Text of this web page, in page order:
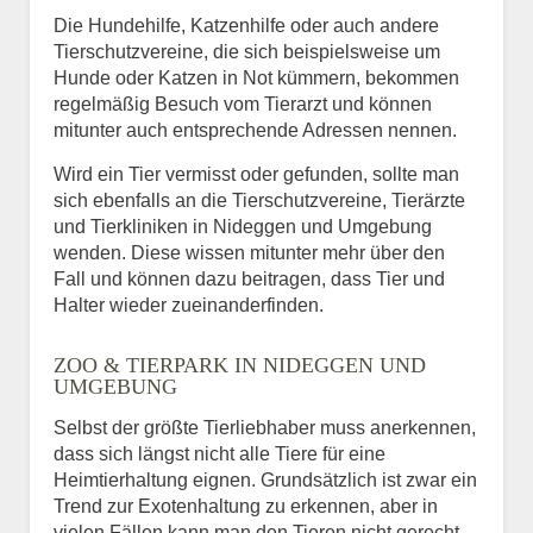
Die Hundehilfe, Katzenhilfe oder auch andere
Tierschutzvereine, die sich beispielsweise um
Hunde oder Katzen in Not kümmern, bekommen
regelmäßig Besuch vom Tierarzt und können
mitunter auch entsprechende Adressen nennen.
Wird ein Tier vermisst oder gefunden, sollte man
sich ebenfalls an die Tierschutzvereine, Tierärzte
und Tierkliniken in Nideggen und Umgebung
wenden. Diese wissen mitunter mehr über den
Fall und können dazu beitragen, dass Tier und
Halter wieder zueinanderfinden.
ZOO & TIERPARK IN NIDEGGEN UND
UMGEBUNG
Selbst der größte Tierliebhaber muss anerkennen,
dass sich längst nicht alle Tiere für eine
Heimtierhaltung eignen. Grundsätzlich ist zwar ein
Trend zur Exotenhaltung zu erkennen, aber in